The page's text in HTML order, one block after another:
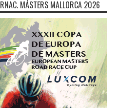
MÁSTERS MALLORCA 2026